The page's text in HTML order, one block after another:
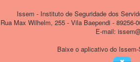
Issem - Instituto de Seguridade dos
Rua Max Wilhelm, 255 - Vila Baependi -
E-mail:
Baixe o aplicativo do